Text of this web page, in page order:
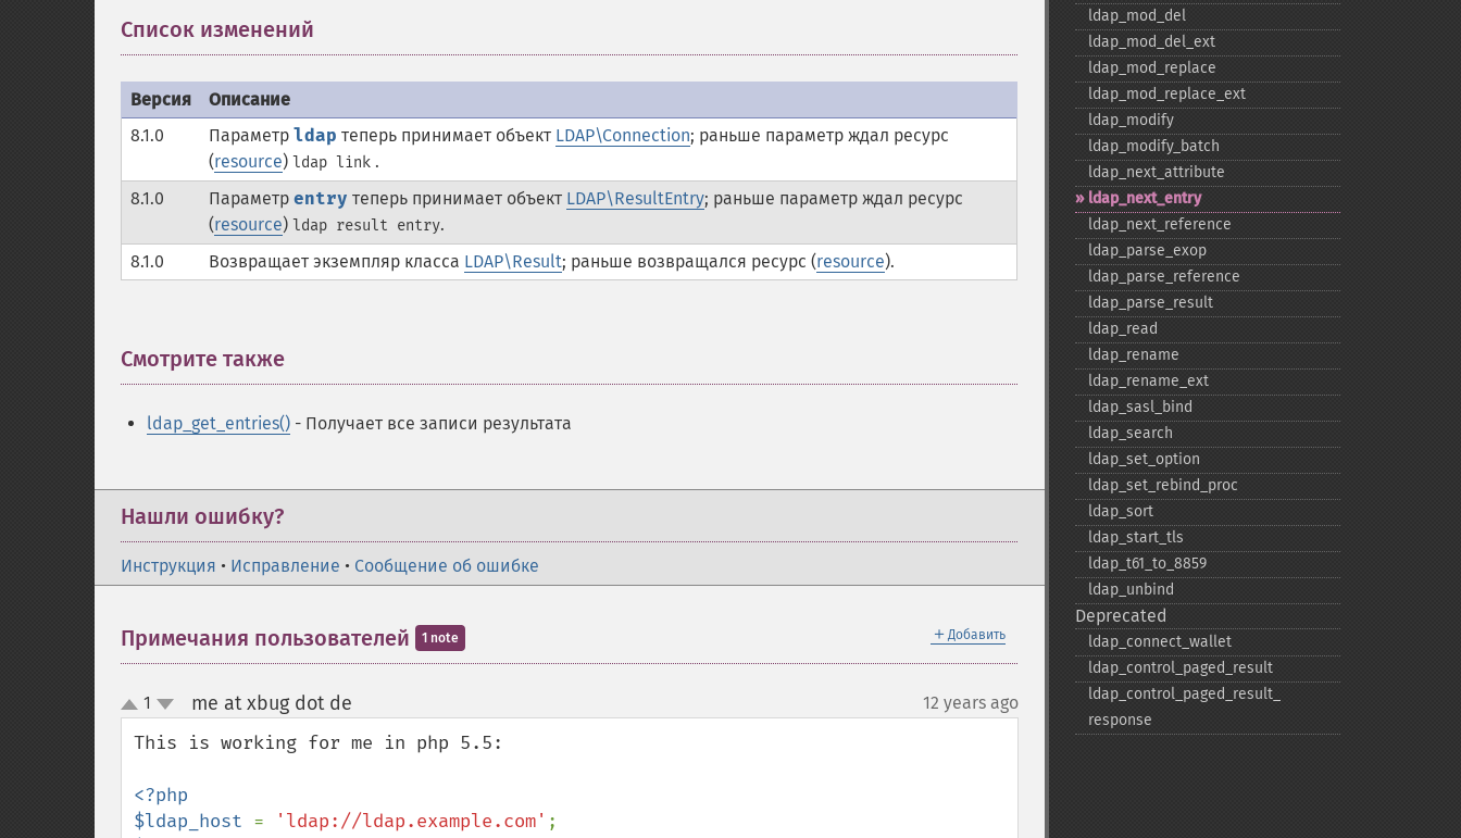
Список изменений
Версия
Описание
8.1.0
Параметр ldap теперь принимает объект LDAP\Connection; раньше параметр ждал ресурс
(resource) ldap link .
8.1.0
Параметр entry теперь принимает объект LDAP\ResultEntry; раньше параметр ждал ресурс
(resource) ldap result entry.
8.1.0
Возвращает экземпляр класса LDAP\Result; раньше возвращался ресурс (resource).
Смотрите также
ldap_get_entries() - Получает все записи результата
Нашли ошибку?
Инструкция • Исправление • Сообщение об ошибке
＋ Добавить
Примечания пользователей 1 note
up
down
1 me at xbug dot de 12 years ago
This is working for me in php 5.5:
<?php
$ldap_host = 'ldap://ldap.example.com'
ldap_​mod_​del
ldap_​mod_​del_​ext
ldap_​mod_​replace
ldap_​mod_​replace_​ext
ldap_​modify
ldap_​modify_​batch
ldap_​next_​attribute
ldap_​next_​entry
ldap_​next_​reference
ldap_​parse_​exop
ldap_​parse_​reference
ldap_​parse_​result
ldap_​read
ldap_​rename
ldap_​rename_​ext
ldap_​sasl_​bind
ldap_​search
ldap_​set_​option
ldap_​set_​rebind_​proc
ldap_​sort
ldap_​start_​tls
ldap_​t61_​to_​8859
ldap_​unbind
Deprecated
ldap_​connect_​wallet
ldap_​control_​paged_​result
ldap_​control_​paged_​result_​
response